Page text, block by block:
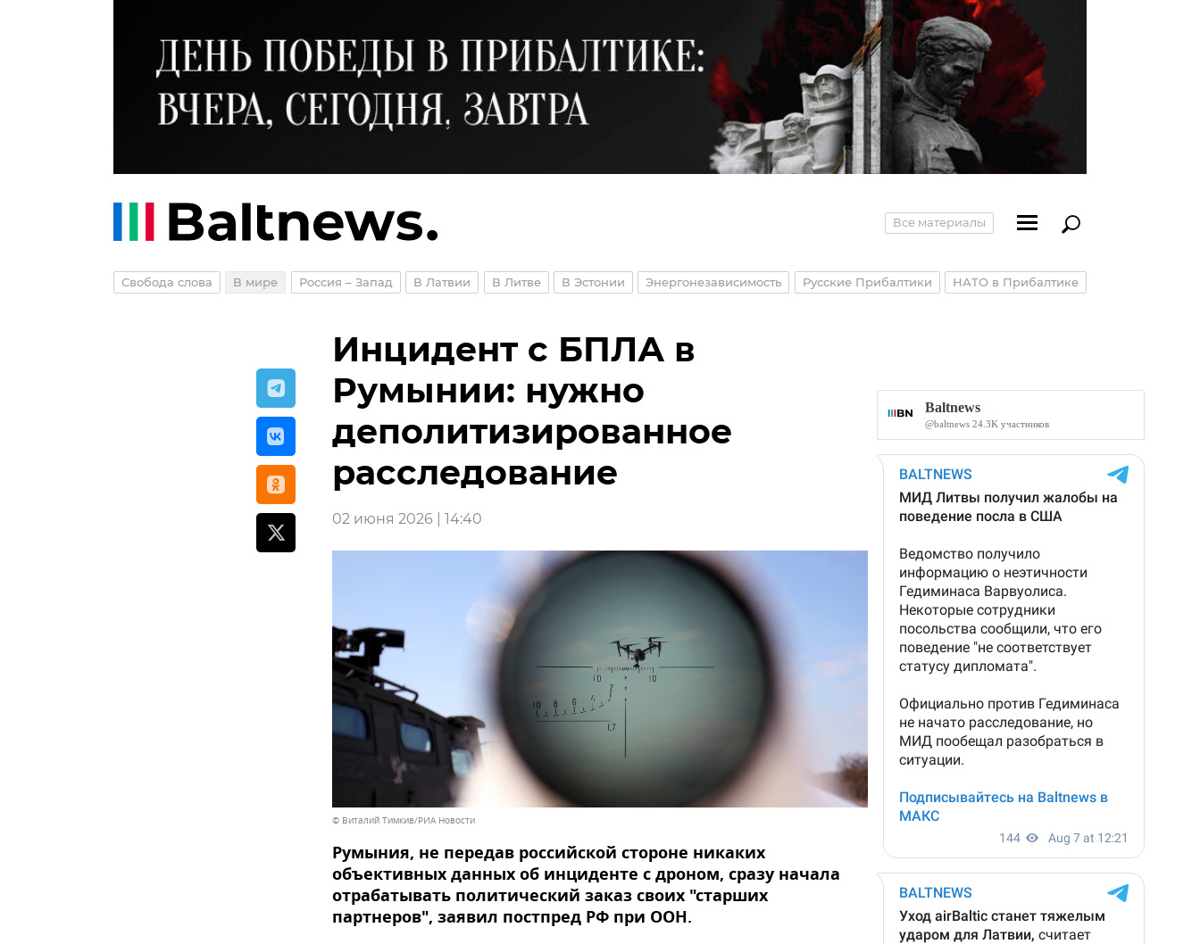
Все материалы
Свобода слова В мире Россия – Запад В Латвии В Литве В Эстонии Энергонезависимость Русские Прибалтики НАТО в Прибалтике
Инцидент с БПЛА в
Румынии: нужно
деполитизированное
расследование
02 июня 2026 | 14:40
© Виталий Тимкив/РИА Новости
Румыния, не передав российской стороне никаких
объективных данных об инциденте с дроном, сразу начала
отрабатывать политический заказ своих "старших
партнеров", заявил постпред РФ при ООН.